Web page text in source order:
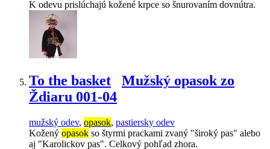
K odevu prislúchajú kožené krpce so šnurovaním dovnútra.
To the basket
Mužský opasok zo
Ždiaru 001-04
mužský odev, opasok, pastiersky odev
Kožený opasok so štyrmi prackami zvaný "široký pas" alebo
aj "Karolickov pas". Celkový pohľad zhora.